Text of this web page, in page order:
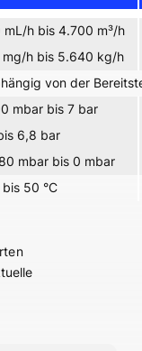
mL/h bis 4.700 m³/h
mg/h bis 5.640 kg/h
von der
mbar bis 7 bar
6,8 bar
mbar bis 0 mbar
bis 50 °C